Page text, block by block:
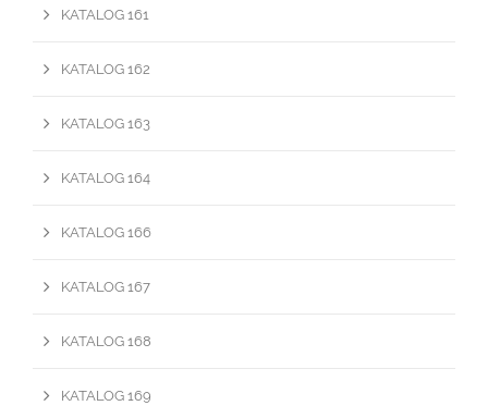
KATALOG 161
KATALOG 162
KATALOG 163
KATALOG 164
KATALOG 166
KATALOG 167
KATALOG 168
KATALOG 169